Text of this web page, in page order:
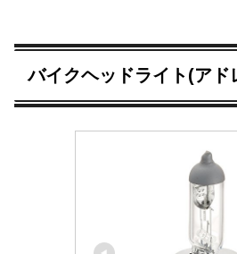
バイクヘッドライト(アド